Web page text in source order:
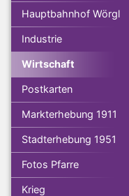
Hauptbahnhof Wörgl
Industrie
Wirtschaft
Postkarten
Markterhebung 1911
Stadterhebung 1951
Fotos Pfarre
Krieg